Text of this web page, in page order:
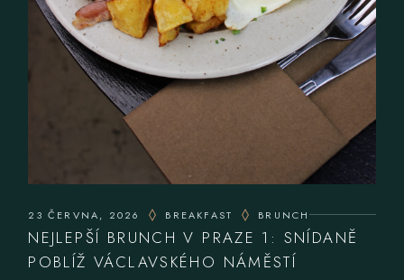
23 ČERVNA, 2026 BREAKFAST BRUNCH
NEJLEPŠÍ BRUNCH V PRAZE 1: SNÍDANĚ
POBLÍŽ VÁCLAVSKÉHO NÁMĚSTÍ